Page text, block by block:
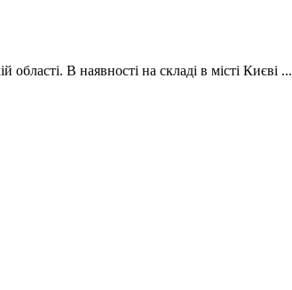
В наявності на складі в місті Києві ...